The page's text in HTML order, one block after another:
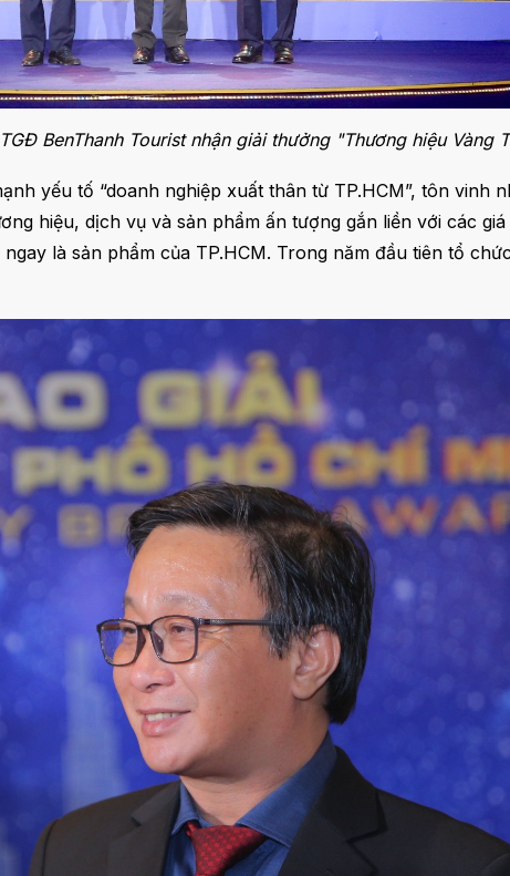
BenThanh Tourist nhận giải thưởng "Thương hiệu Vàng
yếu tố “doanh nghiệp xuất thân từ TP.HCM”, tôn vinh
hiệu, dịch vụ và sản phẩm ấn tượng gắn liền với các
là sản phẩm của TP.HCM. Trong năm đầu tiên tổ